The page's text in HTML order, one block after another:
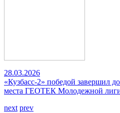
28.03.2026
«Кузбасс-2» победой завершил
места ГЕОТЕК Молодежной
next prev